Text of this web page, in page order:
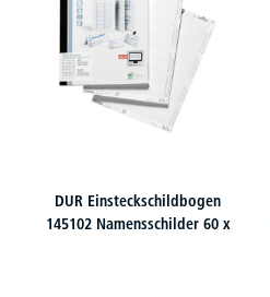
DUR Einsteckschildbogen
145102 Namensschilder 60 x